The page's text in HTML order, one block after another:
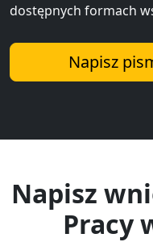
dostępnych formach
Napisz
Napisz
Pracy